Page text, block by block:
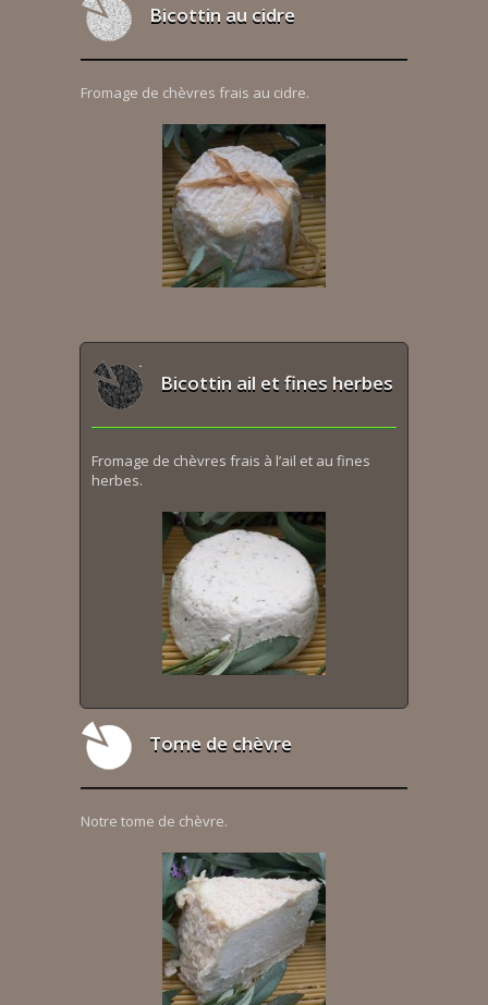
Bicottin au cidre
Fromage de chèvres frais au cidre.
Bicottin ail et fines herbes
Fromage de chèvres frais à l’ail et au fines
herbes.
Tome de chèvre
Notre tome de chèvre.